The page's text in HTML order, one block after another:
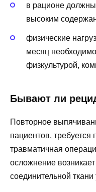
в рационе
высоким
физические
месяц
физкультурой,
Бывают ли
Повторное
пациентов, требуется
травматичная
осложнение
соединительной